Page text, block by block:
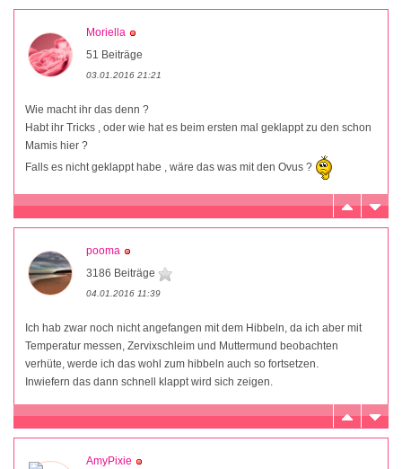
Moriella
51 Beiträge
03.01.2016 21:21
Wie macht ihr das denn ?
Habt ihr Tricks , oder wie hat es beim ersten mal geklappt zu den schon
Mamis hier ?
Falls es nicht geklappt habe , wäre das was mit den Ovus ?
pooma
3186 Beiträge
04.01.2016 11:39
Ich hab zwar noch nicht angefangen mit dem Hibbeln, da ich aber mit
Temperatur messen, Zervixschleim und Muttermund beobachten
verhüte, werde ich das wohl zum hibbeln auch so fortsetzen.
Inwiefern das dann schnell klappt wird sich zeigen.
AmyPixie